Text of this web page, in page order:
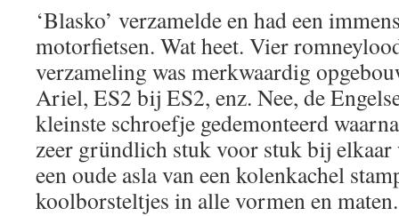
‘Blasko’ verzamelde en had een
motorfietsen. Wat heet. Vier
verzameling was merkwaardig
Ariel, ES2 bij ES2, enz. Nee, de
kleinste schroefje gedemonteerd
zeer gründlich stuk voor stuk bij elkaar
een oude asla van een kolenkachel
koolborsteltjes in alle vormen en maten.